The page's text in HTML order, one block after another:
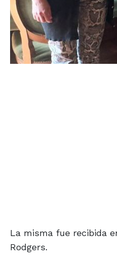
La misma fue recibida
Rodgers.